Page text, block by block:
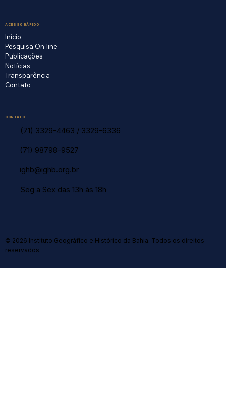
ACESSO RÁPIDO
Início
Pesquisa On-line
Publicações
Notícias
Transparência
Contato
CONTATO
(71) 3329-4463 / 3329-6336
(71) 98798-9527
ighb@ighb.org.br
Seg a Sex das 13h às 18h
© 2026 Instituto Geográfico e Histórico da Bahia. Todos os direitos
reservados.